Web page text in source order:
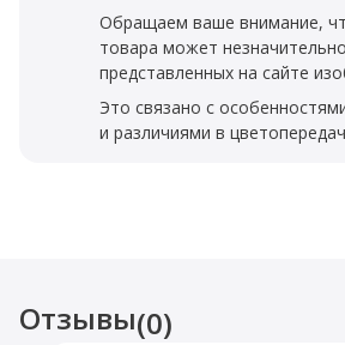
Обращаем ваше внимание,
товара может
представленных на сайте
Это связано с
и различиями в
Отзывы(0)